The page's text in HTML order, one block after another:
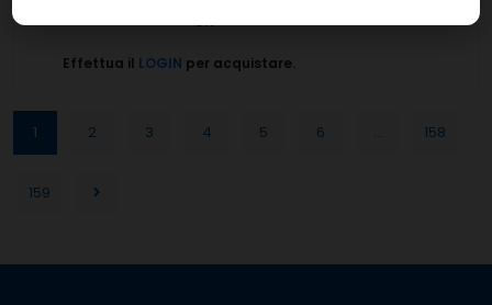
CH
Effettua il LOGIN per acquistare.
1 2 3 4 5 6 ... 158
159